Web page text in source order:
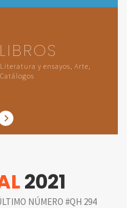
LIBROS
Literatura y ensayos, Arte,
Catálogos
2021
NÚMERO #QH 294